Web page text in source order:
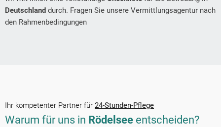
Deutschland durch. Fragen Sie unsere Vermittlungsagentur nach
den Rahmenbedingungen
Ihr kompetenter Partner für 24-Stunden-Pflege
Warum für uns in Rödelsee entscheiden?